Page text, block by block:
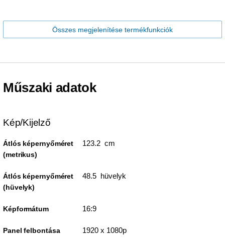
Összes megjelenítése termékfunkciók
Műszaki adatok
Kép/Kijelző
Átlós képernyőméret
(metrikus)
123.2 cm
Átlós képernyőméret
(hüvelyk)
48.5 hüvelyk
Képformátum 16:9
Panel felbontása 1920 x 1080p